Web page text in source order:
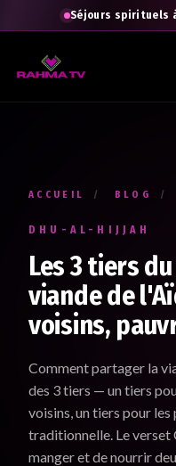
Séjours spirituels
ACCUEIL / BLOG /
DHU-AL-HIJJAH
Les 3 tiers
viande de
voisins,
Comment partager la
des 3 tiers — un tiers
voisins, un tiers pour
traditionnelle. Le verset
manger et de nourrir
apprendre
Votre prénom *
Votre adresse e-mail *
Renseignez votre adresse
Je souhaite recevoir les
j'accepte la politique de